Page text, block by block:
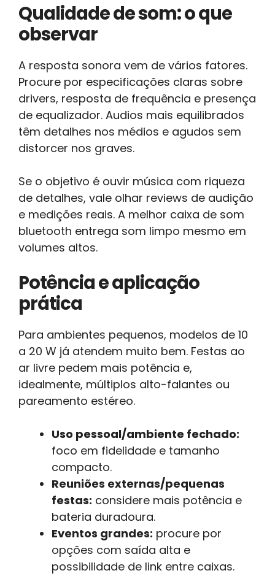
Qualidade de som: o que
observar
A resposta sonora vem de vários fatores.
Procure por especificações claras sobre
drivers, resposta de frequência e presença
de equalizador. Audios mais equilibrados
têm detalhes nos médios e agudos sem
distorcer nos graves.
Se o objetivo é ouvir música com riqueza
de detalhes, vale olhar reviews de audição
e medições reais. A melhor caixa de som
bluetooth entrega som limpo mesmo em
volumes altos.
Potência e aplicação
prática
Para ambientes pequenos, modelos de 10
a 20 W já atendem muito bem. Festas ao
ar livre pedem mais potência e,
idealmente, múltiplos alto-falantes ou
pareamento estéreo.
Uso pessoal/ambiente fechado:
foco em fidelidade e tamanho
compacto.
Reuniões externas/pequenas
festas: considere mais potência e
bateria duradoura.
Eventos grandes: procure por
opções com saída alta e
possibilidade de link entre caixas.